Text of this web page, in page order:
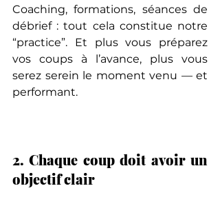
Coaching, formations, séances de
débrief : tout cela constitue notre
“practice”. Et plus vous préparez
vos coups à l’avance, plus vous
serez serein le moment venu — et
performant.
2. Chaque coup doit avoir un
objectif clair